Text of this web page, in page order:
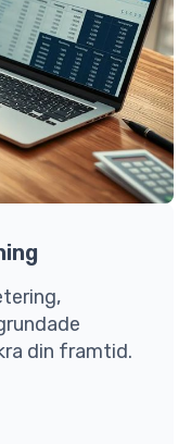
din framtid.